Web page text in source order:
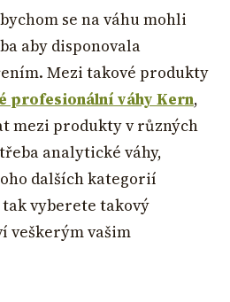
se na váhu mohli
aby disponovala
Mezi takové produkty
profesionální váhy Kern,
mezi produkty v různých
analytické váhy,
dalších kategorií
vyberete takový
veškerým vašim